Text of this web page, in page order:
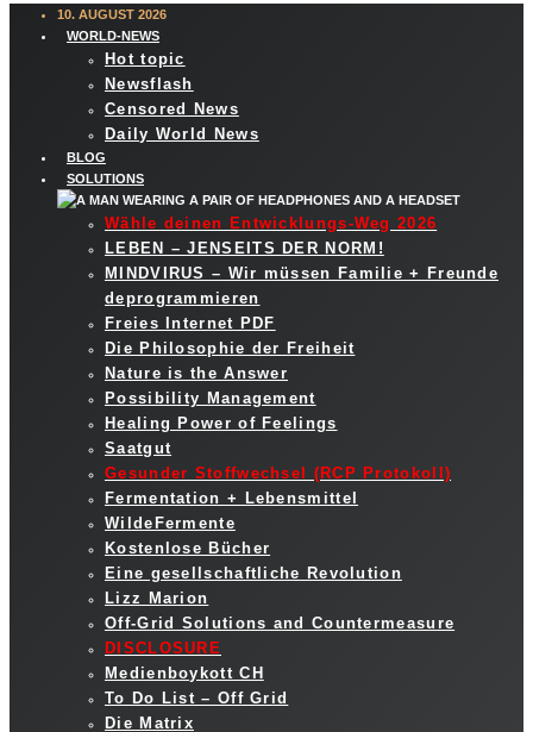
10. AUGUST 2026
WORLD-NEWS
Hot topic
Newsflash
Censored News
Daily World News
BLOG
SOLUTIONS
Wähle deinen Entwicklungs-Weg 2026
LEBEN – JENSEITS DER NORM!
MINDVIRUS – Wir müssen Familie + Freunde
deprogrammieren
Freies Internet PDF
Die Philosophie der Freiheit
Nature is the Answer
Possibility Management
Healing Power of Feelings
Saatgut
Gesunder Stoffwechsel (RCP Protokoll)
Fermentation + Lebensmittel
WildeFermente
Kostenlose Bücher
Eine gesellschaftliche Revolution
Lizz Marion
Off-Grid Solutions and Countermeasure
DISCLOSURE
Medienboykott CH
To Do List – Off Grid
Die Matrix